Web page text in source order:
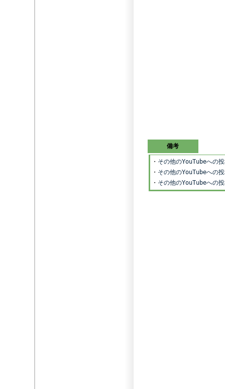
備考
・ その他のYouTubeへの
・ その他のYouTubeへの
・ その他のYouTubeへの